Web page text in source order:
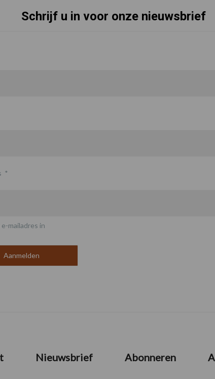
Schrijf u in voor onze nieuwsbrief
*
mailadres in
Nieuwsbrief Abonneren